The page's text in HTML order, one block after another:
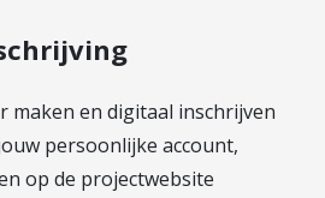
maken en digitaal inschrijven
persoonlijke account,
op de projectwebsite